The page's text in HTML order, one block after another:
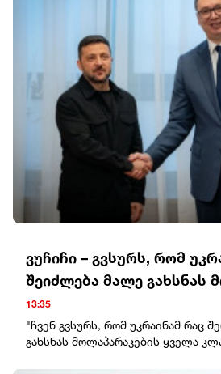
აღნიშნა, რომ ეს რაკეტები
დროს რუსებმა უკრაინის
დარტყმები გააძლიერეს. Patriot-ის
რაკეტების დეფიციტის გამო,
რაკეტების ჩამოგდებას ვერ
ვოლოდიმირ ზელენსკიმ მოუწოდა
გადადონ ბალისტიკური
სისტემების მიწოდება, რადგან
უკრაინელებს სიცოცხლის ფასად
ვუჩიჩი – გვსურს, რომ
შეიძლება მალე გახსნას
ყველა კლასტერი
13:35
"ჩვენ გვსურს, რომ უკრაინამ რაც
გახსნას მოლაპარაკების ყველა